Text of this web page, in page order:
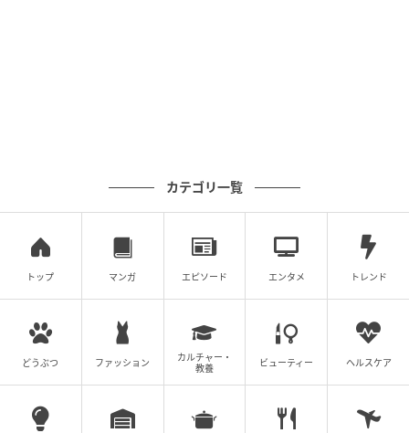
カテゴリ一覧
トップ マンガ エピソード エンタメ トレンド
どうぶつ ファッション
カルチャー・
教養
ビューティー ヘルスケア